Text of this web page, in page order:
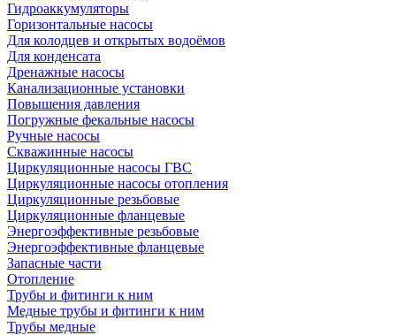
Гидроаккумуляторы
Горизонтальные насосы
Для колодцев и открытых водоёмов
Для конденсата
Дренажные насосы
Канализационные установки
Повышения давления
Погружные фекальные насосы
Ручные насосы
Скважинные насосы
Циркуляционные насосы ГВС
Циркуляционные насосы отопления
Циркуляционные резьбовые
Циркуляционные фланцевые
Энергоэффективные резьбовые
Энергоэффективные фланцевые
Запасные части
Отопление
Трубы и фитинги к ним
Медные трубы и фитинги к ним
Трубы медные